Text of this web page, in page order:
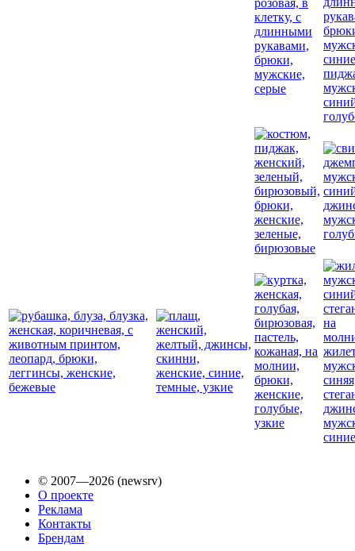
© 2007—2026 (newsrv)
О проекте
Реклама
Контакты
Брендам